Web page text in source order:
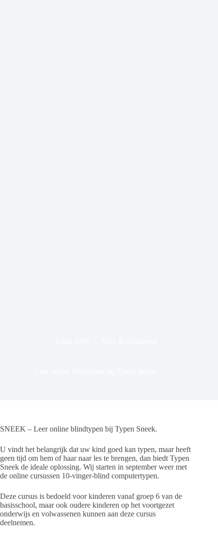
SNEEK – Leer online blindtypen bij Typen Sneek.
U vindt het belangrijk dat uw kind goed kan typen, maar heeft
geen tijd om hem of haar naar les te brengen, dan biedt Typen
Sneek de ideale oplossing. Wij starten in september weer met
de online cursussen 10-vinger-blind computertypen.
Deze cursus is bedoeld voor kinderen vanaf groep 6 van de
basisschool, maar ook oudere kinderen op het voortgezet
onderwijs en volwassenen kunnen aan deze cursus
deelnemen.